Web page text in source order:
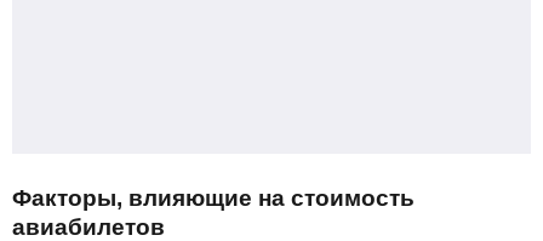
Факторы, влияющие на стоимость
авиабилетов